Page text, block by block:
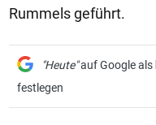
Rummels geführt.
"Heute"auf Google als
festlegen